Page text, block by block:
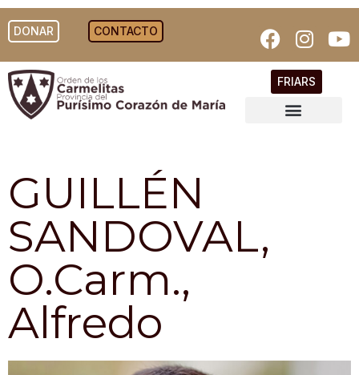
DONAR CONTACTO
FRIARS
GUILLÉN
SANDOVAL,
O.Carm.,
Alfredo